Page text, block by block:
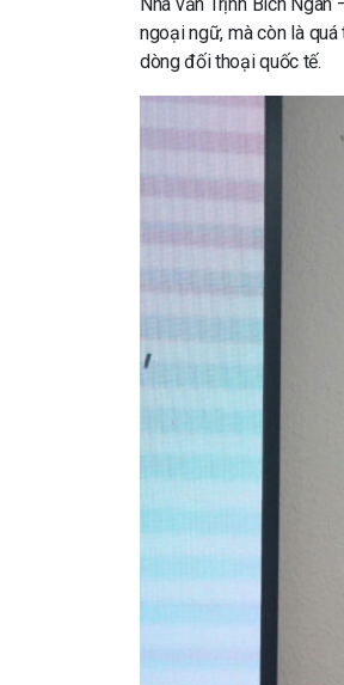
ngoại ngữ, mà còn là
dòng đối thoại quốc tế.